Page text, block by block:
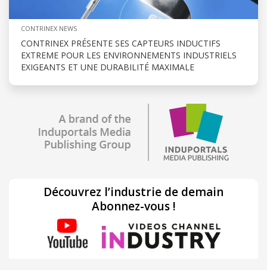
CONTRINEX NEWS
CONTRINEX PRÉSENTE SES CAPTEURS INDUCTIFS
EXTREME POUR LES ENVIRONNEMENTS INDUSTRIELS
EXIGEANTS ET UNE DURABILITÉ MAXIMALE
Découvrez l’industrie de demain
Abonnez-vous !